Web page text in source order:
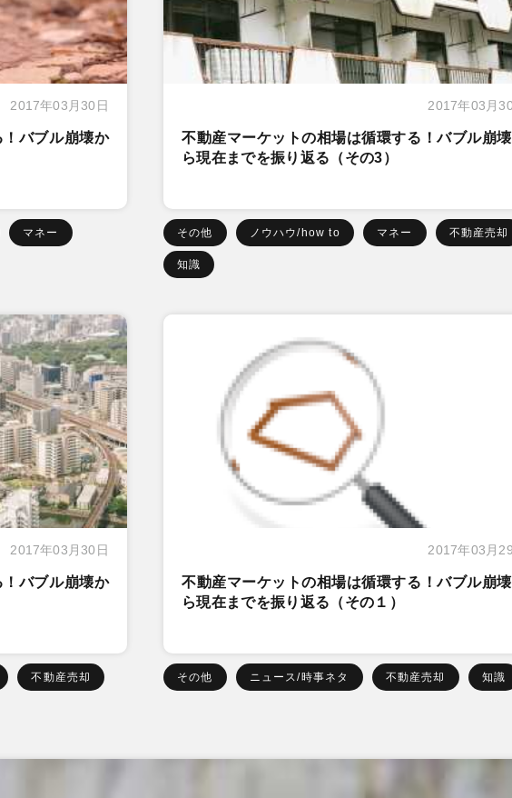
2017年03月30日
バブル崩壊か
マネー
2017年03月
不動産マーケットの相場は循環する！バブル崩
ら現在までを振り返る（その3）
その他 ノウハウ/how to マネー 不動産売却
知識
2017年03月30日
バブル崩壊か
不動産売却
2017年03月
不動産マーケットの相場は循環する！バブル崩
ら現在までを振り返る（その１）
その他 ニュース/時事ネタ 不動産売却 知識